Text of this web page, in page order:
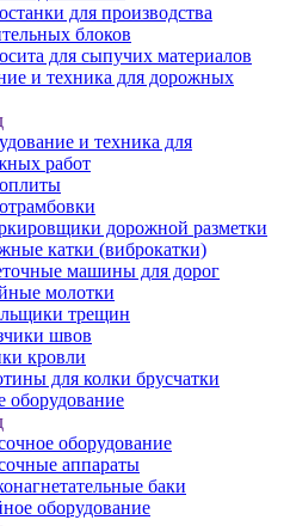
для производства
блоков
для сыпучих материалов
и техника для дорожных
и техника для
работ
дорожной разметки
катки (виброкатки)
машины для дорог
молотки
трещин
швов
кровли
для колки брусчатки
оборудование
оборудование
аппараты
баки
оборудование